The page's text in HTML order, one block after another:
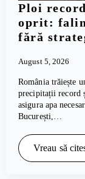
Ploi
oprit:
fără
August 5, 2026
România trăiește
precipitații record
asigura apa
București,…
Vreau să